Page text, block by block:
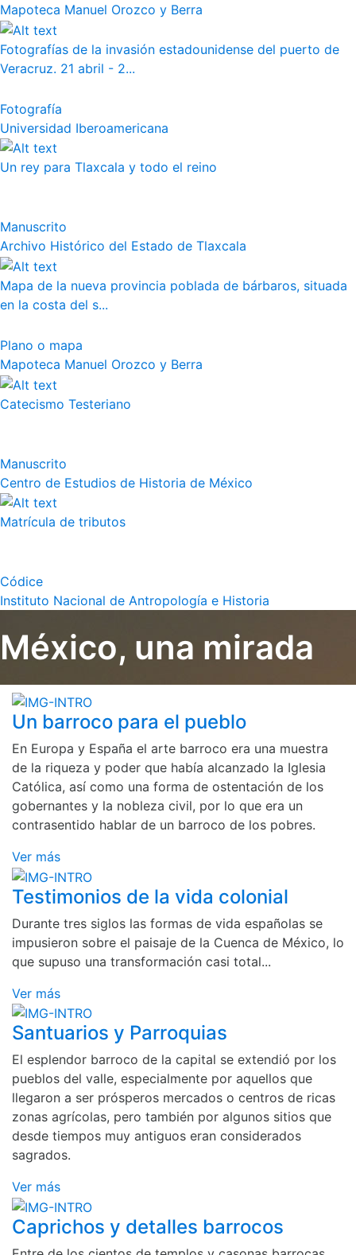
Mapoteca Manuel Orozco y Berra
Fotografías de la invasión estadounidense del puerto de
Veracruz. 21 abril - 2...
Fotografía
Universidad Iberoamericana
Un rey para Tlaxcala y todo el reino
Manuscrito
Archivo Histórico del Estado de Tlaxcala
Mapa de la nueva provincia poblada de bárbaros, situada
en la costa del s...
Plano o mapa
Mapoteca Manuel Orozco y Berra
Catecismo Testeriano
Manuscrito
Centro de Estudios de Historia de México
Matrícula de tributos
Códice
Instituto Nacional de Antropología e Historia
México, una mirada
Un barroco para el pueblo
En Europa y España el arte barroco era una muestra
de la riqueza y poder que había alcanzado la Iglesia
Católica, así como una forma de ostentación de los
gobernantes y la nobleza civil, por lo que era un
contrasentido hablar de un barroco de los pobres.
Ver más
Testimonios de la vida colonial
Durante tres siglos las formas de vida españolas se
impusieron sobre el paisaje de la Cuenca de México, lo
que supuso una transformación casi total...
Ver más
Santuarios y Parroquias
El esplendor barroco de la capital se extendió por los
pueblos del valle, especialmente por aquellos que
llegaron a ser prósperos mercados o centros de ricas
zonas agrícolas, pero también por algunos sitios que
desde tiempos muy antiguos eran considerados
sagrados.
Ver más
Caprichos y detalles barrocos